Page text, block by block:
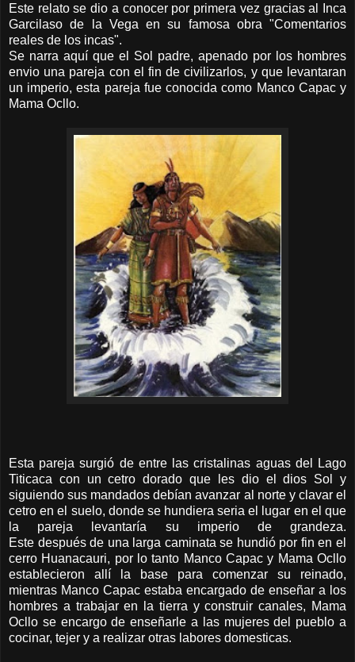
Este relato se dio a conocer por primera vez gracias al Inca
Garcilaso de la Vega en su famosa obra "Comentarios
reales de los incas".
Se narra aquí que el Sol padre, apenado por los hombres
envio una pareja con el fin de civilizarlos, y que levantaran
un imperio, esta pareja fue conocida como Manco Capac y
Mama Ocllo.
Esta pareja surgió de entre las cristalinas aguas del Lago
Titicaca con un cetro dorado que les dio el dios Sol y
siguiendo sus mandados debían avanzar al norte y clavar el
cetro en el suelo, donde se hundiera seria el lugar en el que
la pareja levantaría su imperio de grandeza.
Este después de una larga caminata se hundió por fin en el
cerro Huanacauri, por lo tanto Manco Capac y Mama Ocllo
establecieron allí la base para comenzar su reinado,
mientras Manco Capac estaba encargado de enseñar a los
hombres a trabajar en la tierra y construir canales, Mama
Ocllo se encargo de enseñarle a las mujeres del pueblo a
cocinar, tejer y a realizar otras labores domesticas.